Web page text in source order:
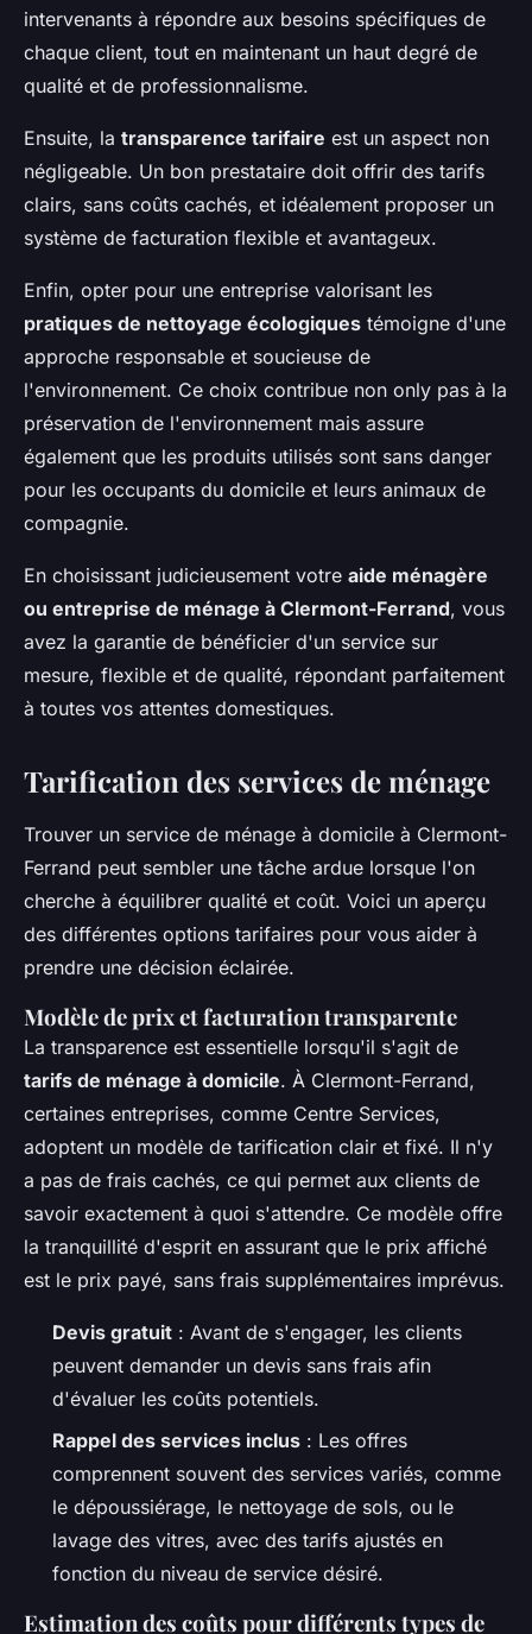
intervenants à répondre aux besoins spécifiques de
chaque client, tout en maintenant un haut degré de
qualité et de professionnalisme.
Ensuite, la transparence tarifaire est un aspect non
négligeable. Un bon prestataire doit offrir des tarifs
clairs, sans coûts cachés, et idéalement proposer un
système de facturation flexible et avantageux.
Enfin, opter pour une entreprise valorisant les
pratiques de nettoyage écologiques témoigne d'une
approche responsable et soucieuse de
l'environnement. Ce choix contribue non only pas à la
préservation de l'environnement mais assure
également que les produits utilisés sont sans danger
pour les occupants du domicile et leurs animaux de
compagnie.
En choisissant judicieusement votre aide ménagère
ou entreprise de ménage à Clermont-Ferrand, vous
avez la garantie de bénéficier d'un service sur
mesure, flexible et de qualité, répondant parfaitement
à toutes vos attentes domestiques.
Tarification des services de ménage
Trouver un service de ménage à domicile à Clermont-
Ferrand peut sembler une tâche ardue lorsque l'on
cherche à équilibrer qualité et coût. Voici un aperçu
des différentes options tarifaires pour vous aider à
prendre une décision éclairée.
Modèle de prix et facturation transparente
La transparence est essentielle lorsqu'il s'agit de
tarifs de ménage à domicile. À Clermont-Ferrand,
certaines entreprises, comme Centre Services,
adoptent un modèle de tarification clair et fixé. Il n'y
a pas de frais cachés, ce qui permet aux clients de
savoir exactement à quoi s'attendre. Ce modèle offre
la tranquillité d'esprit en assurant que le prix affiché
est le prix payé, sans frais supplémentaires imprévus.
Devis gratuit : Avant de s'engager, les clients
peuvent demander un devis sans frais afin
d'évaluer les coûts potentiels.
Rappel des services inclus : Les offres
comprennent souvent des services variés, comme
le dépoussiérage, le nettoyage de sols, ou le
lavage des vitres, avec des tarifs ajustés en
fonction du niveau de service désiré.
Estimation des coûts pour différents types de